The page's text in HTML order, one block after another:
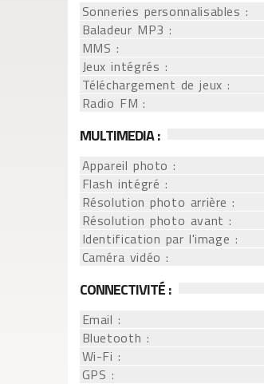
Sonneries personnalisables :
Baladeur MP3 :
MMS :
Jeux intégrés :
Téléchargement de jeux :
Radio FM :
MULTIMEDIA :
Appareil photo :
Flash intégré :
Résolution photo arrière :
Résolution photo avant :
Identification par l'image :
Caméra vidéo :
CONNECTIVITÉ :
Email :
Bluetooth :
Wi-Fi :
GPS :